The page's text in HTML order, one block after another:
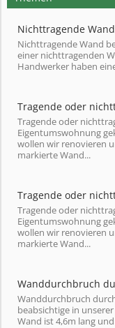
Nichttragende
Nichttragende Wand
einer nichttragenden
Handwerker haben
Tragende oder
Tragende oder
Eigentumswohnung
wollen wir renovieren
markierte Wand...
Tragende oder
Tragende oder
Eigentumswohnung
wollen wir renovieren
markierte Wand...
Wanddurchbruch
Wanddurchbruch
beabsichtige in
Wand ist 4,6m lang